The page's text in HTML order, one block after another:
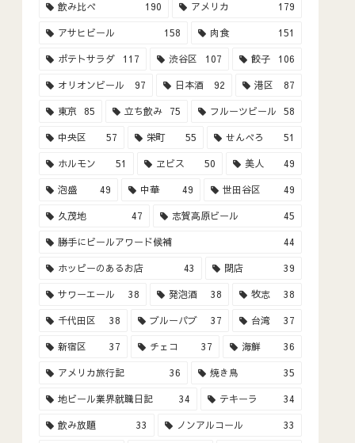
飲み比べ 190 アメリカ 179
アサヒビール 158 肉食 151
ポテトサラダ 117 渋谷区 107 餃子 106
オリオンビール 97 日本酒 92 港区 87
東京 85 立ち飲み 75 フルーツビール 58
中央区 57 栄町 55 せんべろ 51
ホルモン 51 ヱビス 50 美人 49
泡盛 49 中華 49 世田谷区 49
久茂地 47 志賀高原ビール 45
勝手にビールアワード候補 44
ホッピーのあるお店 43 閉店 39
サワーエール 38 発泡酒 38 牧志 38
千代田区 38 ブルーパブ 37 台湾 37
新宿区 37 チェコ 37 海鮮 36
アメリカ旅行記 36 焼き鳥 35
地ビール業界就職日記 34 テキーラ 34
飲み放題 33 ノンアルコール 33